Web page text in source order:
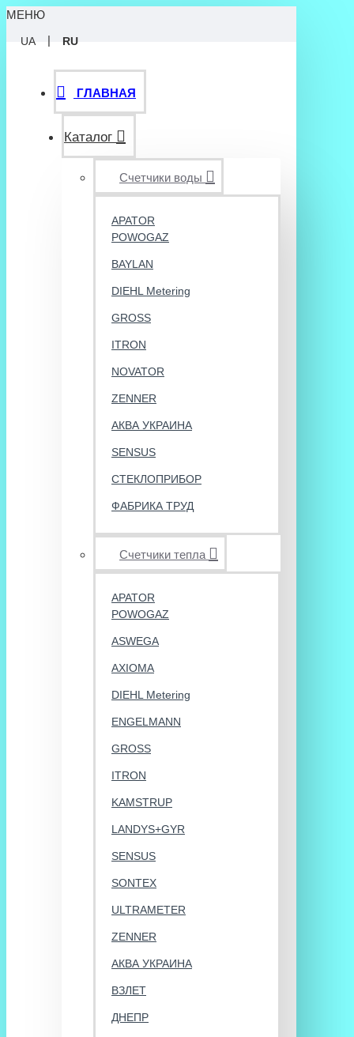
МЕНЮ
UA | RU
ГЛАВНАЯ
Каталог
Счетчики воды
APATOR
POWOGAZ
BAYLAN
DIEHL Metering
GROSS
ITRON
NOVATOR
ZENNER
АКВА УКРАИНА
SENSUS
СТЕКЛОПРИБОР
ФАБРИКА ТРУД
Счетчики тепла
APATOR
POWOGAZ
ASWEGA
AXIOMA
DIEHL Metering
ENGELMANN
GROSS
ITRON
KAMSTRUP
LANDYS+GYR
SENSUS
SONTEX
ULTRAMETER
ZENNER
АКВА УКРАИНА
ВЗЛЕТ
ДНЕПР